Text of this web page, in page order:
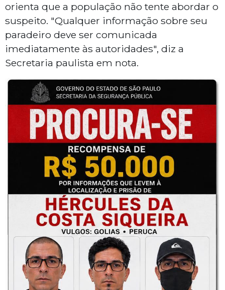
orienta que a população não tente abordar o
suspeito. "Qualquer informação sobre seu
paradeiro deve ser comunicada
imediatamente às autoridades", diz a
Secretaria paulista em nota.